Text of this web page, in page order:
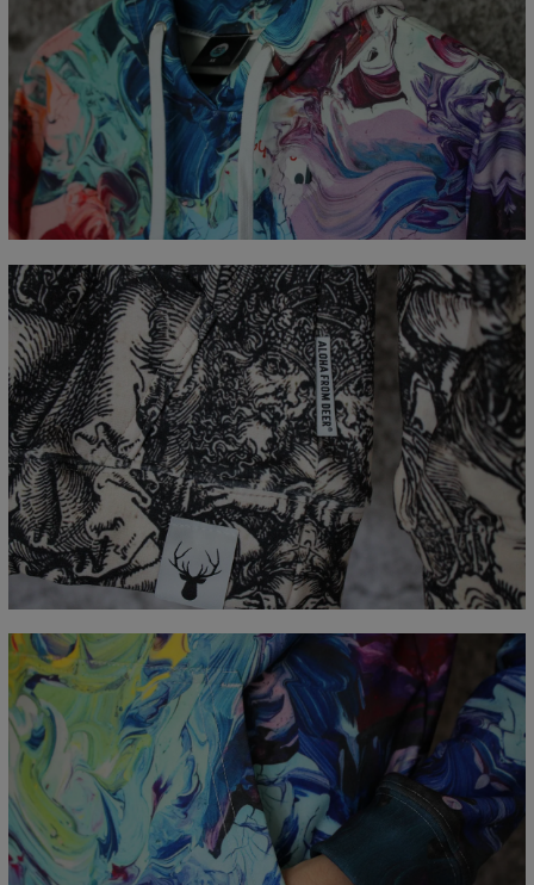
Mierzone na płasko
CM
XS S M L XXL XXXL
A - Długość całkowita
65 67 69 71 73 75
77
B - Sz. klatki piersiowej
48 51 54 57 60 63
66
C - Długość rękawów
61 62 63 64 65 66 67